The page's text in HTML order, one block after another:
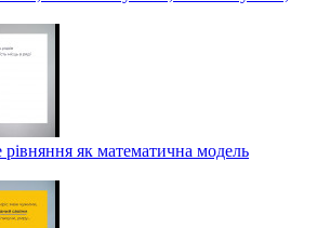
як математична модель